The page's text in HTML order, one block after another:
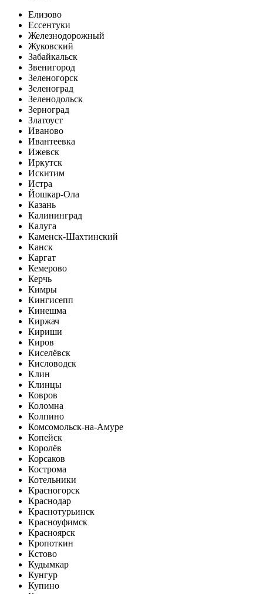
Елизово
Ессентуки
Железнодорожный
Жуковский
Забайкальск
Звенигород
Зеленогорск
Зеленоград
Зеленодольск
Зерноград
Златоуст
Иваново
Ивантеевка
Ижевск
Иркутск
Искитим
Истра
Йошкар-Ола
Казань
Калининград
Калуга
Каменск-Шахтинский
Канск
Каргат
Кемерово
Керчь
Кимры
Кингисепп
Кинешма
Киржач
Кириши
Киров
Киселёвск
Кисловодск
Клин
Клинцы
Ковров
Коломна
Колпино
Комсомольск-на-Амуре
Копейск
Королёв
Корсаков
Кострома
Котельники
Красногорск
Краснодар
Краснотурьинск
Красноуфимск
Красноярск
Кропоткин
Кстово
Кудымкар
Кунгур
Купино